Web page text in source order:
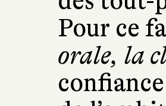
Pour ce
orale, la